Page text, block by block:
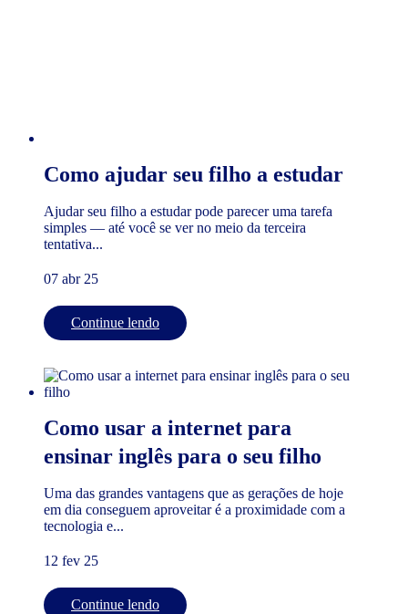
Como ajudar seu filho a estudar
Ajudar seu filho a estudar pode parecer uma tarefa
simples — até você se ver no meio da terceira
tentativa...
07 abr 25
Continue lendo
Como usar a internet para
ensinar inglês para o seu filho
Uma das grandes vantagens que as gerações de hoje
em dia conseguem aproveitar é a proximidade com a
tecnologia e...
12 fev 25
Continue lendo